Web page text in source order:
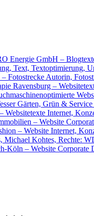
Energie GmbH –
Text, Textoptimierung,
Fotostrecke Autorin,
Ravensburg –
Gärten, Grün &
Websitetexte Internet,
– Website
– Website Internet,
Köln – Website Corporate